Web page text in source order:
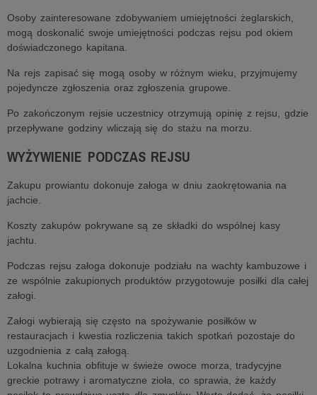
Osoby zainteresowane zdobywaniem umiejętności żeglarskich,
mogą doskonalić swoje umiejętności podczas rejsu pod okiem
doświadczonego kapitana.
Na rejs zapisać się mogą osoby w różnym wieku, przyjmujemy
pojedyncze zgłoszenia oraz zgłoszenia grupowe.
Po zakończonym rejsie uczestnicy otrzymują opinię z rejsu, gdzie
przepływane godziny wliczają się do stażu na morzu.
WYŻYWIENIE PODCZAS REJSU
Zakupu prowiantu dokonuje załoga w dniu zaokrętowania na
jachcie.
Koszty zakupów pokrywane są ze składki do wspólnej kasy
jachtu.
Podczas rejsu załoga dokonuje podziału na wachty kambuzowe i
ze wspólnie zakupionych produktów przygotowuje posiłki dla całej
załogi.
Załogi wybierają się często na spożywanie posiłków w
restauracjach i kwestia rozliczenia takich spotkań pozostaje do
uzgodnienia z całą załogą.
Lokalna kuchnia obfituje w świeże owoce morza, tradycyjne
greckie potrawy i aromatyczne zioła, co sprawia, że każdy